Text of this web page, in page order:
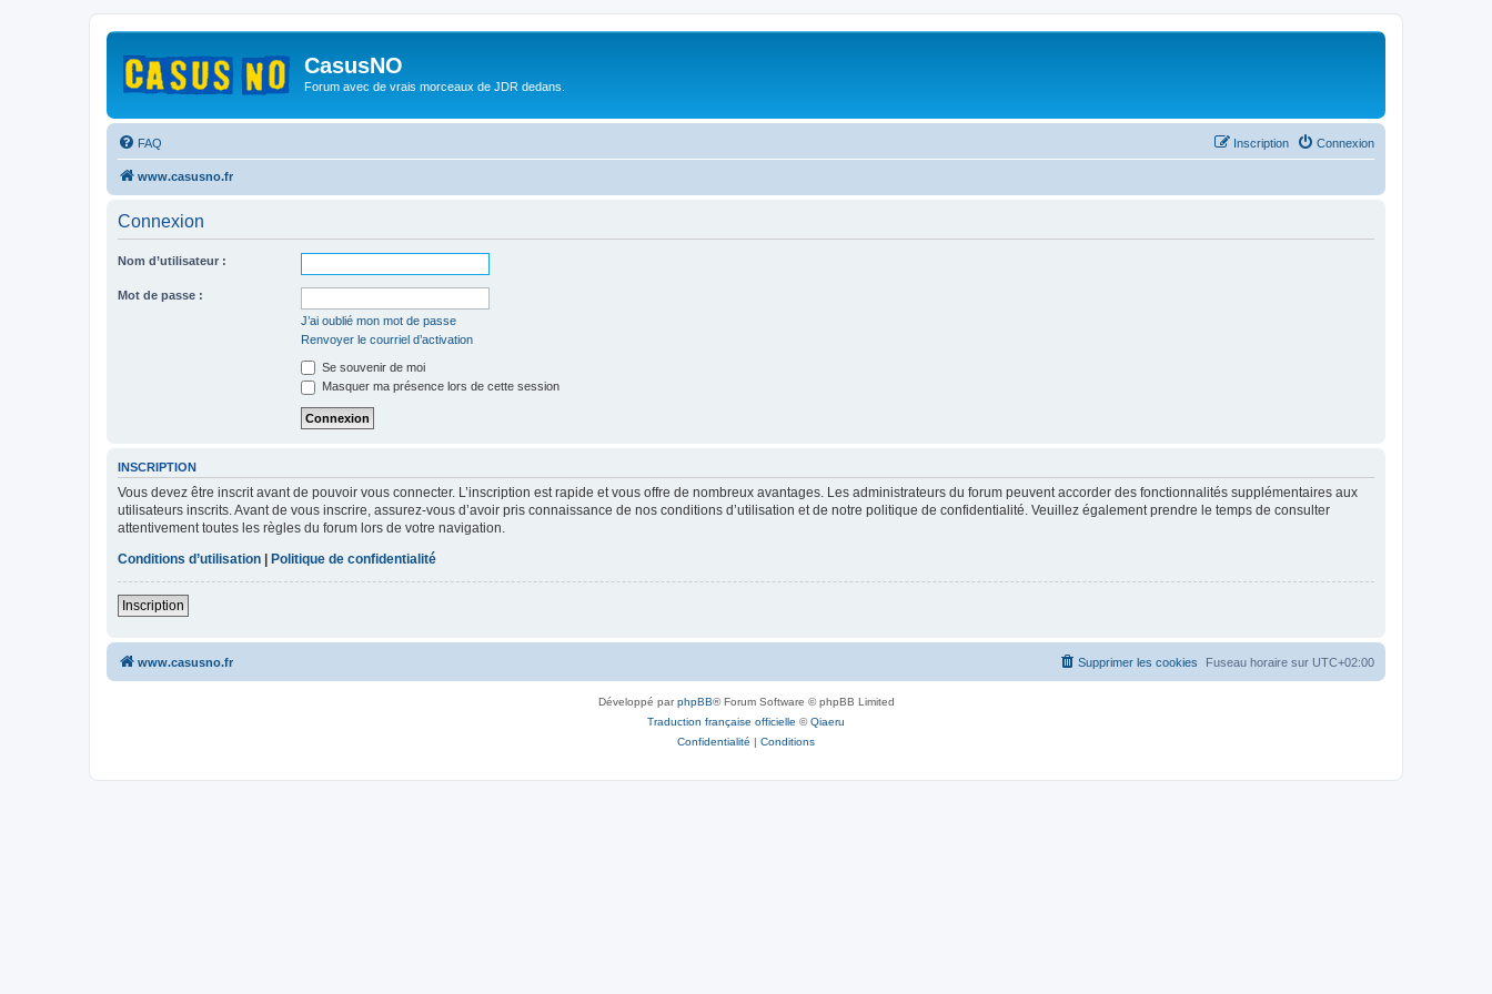
CasusNO
Forum avec de vrais morceaux de JDR dedans.
FAQ Connexion
Inscription
www.casusno.fr
Connexion
Nom d’utilisateur :
Mot de passe :
J’ai oublié mon mot de passe
Renvoyer le courriel d’activation
Se souvenir de moi
Masquer ma présence lors de cette session
INSCRIPTION
Vous devez être inscrit avant de pouvoir vous connecter. L’inscription est rapide et vous offre de nombreux avantages. Les administrateurs du forum peuvent accorder des fonctionnalités supplémentaires aux
utilisateurs inscrits. Avant de vous inscrire, assurez-vous d’avoir pris connaissance de nos conditions d’utilisation et de notre politique de confidentialité. Veuillez également prendre le temps de consulter
attentivement toutes les règles du forum lors de votre navigation.
Conditions d’utilisation
Politique de confidentialité
Inscription
www.casusno.fr Fuseau horaire sur UTC+02:00
Supprimer les cookies
Développé parphpBB® Forum Software © phpBB Limited
Traduction française officielle ©Qiaeru
Confidentialité | Conditions